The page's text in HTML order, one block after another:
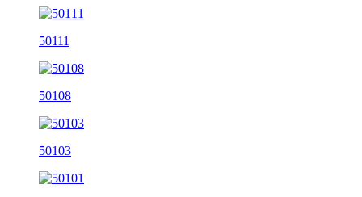
50111
50108
50103